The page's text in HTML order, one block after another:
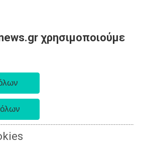
χρησιμοποιούμε